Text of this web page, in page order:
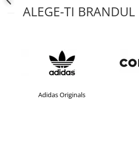
ALEGE-TI BRANDUL
Adidas Originals